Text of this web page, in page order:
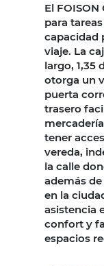
El
para
capacidad
viaje. La
largo, 1,35
otorga un
puerta
trasero
tener
vereda,
la calle
además
en la
asistencia
confort y
espacios